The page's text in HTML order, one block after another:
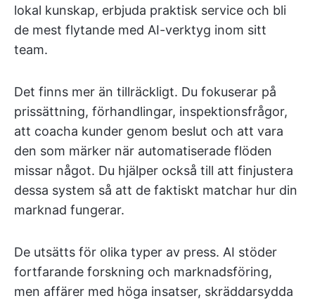
lokal kunskap, erbjuda praktisk service och bli
de mest flytande med AI-verktyg inom sitt
team.
Det finns mer än tillräckligt. Du fokuserar på
prissättning, förhandlingar, inspektionsfrågor,
att coacha kunder genom beslut och att vara
den som märker när automatiserade flöden
missar något. Du hjälper också till att finjustera
dessa system så att de faktiskt matchar hur din
marknad fungerar.
De utsätts för olika typer av press. AI stöder
fortfarande forskning och marknadsföring,
men affärer med höga insatser, skräddarsydda